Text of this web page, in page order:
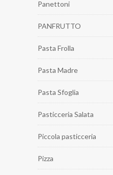
Panettoni
PANFRUTTO
Pasta Frolla
Pasta Madre
Pasta Sfoglia
Pasticceria Salata
Piccola pasticceria
Pizza